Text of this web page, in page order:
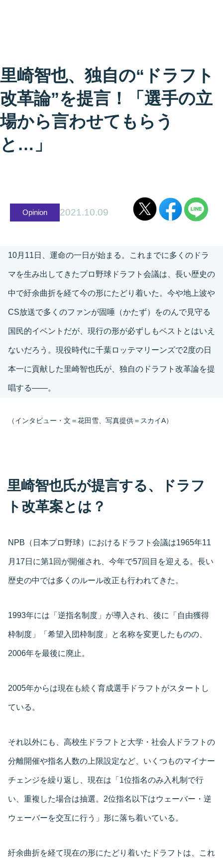
里崎智也、独自の“ドラフト
改革論”を提言！「選手の立
場から言わせてもらう
と…」
Opinion 2021.10.09
10月11日、運命の一日が始まる。これまでに多くのドラ
マを生み出してきたプロ野球ドラフト会議は、長い歴史の
中で紆余曲折を経て今の形にたどり着いた。今や地上波や
CS放送で多くのファンが固唾（かたず）をのんで見守る
国民的イベントだが、現行の形が必ずしもベストとはいえ
ないだろう。現役時代に千葉ロッテマリーンズで2度の日
本一に貢献した里崎智也氏が、独自のドラフト改革論を提
唱する――。
（インタビュー・文＝花田雪、写真提供＝スカイA）
里崎智也氏が提言する、ドラフ
ト改革案とは？
NPB（日本プロ野球）におけるドラフト会議は1965年11
月17日に第1回が開催され、今年で57回目を迎える。長い
歴史の中では多くのルール改正も行われてきた。
1993年には「逆指名制度」が導入され、後に「自由獲得
枠制度」「希望入団枠制度」と名称を変更したものの、
2006年を最後に廃止。
2005年からは現在も続く育成選手ドラフトがスタートし
ている。
それ以外にも、高校生ドラフトと大学・社会人ドラフトの
分離開催や指名人数の上限設定など、いくつものマイナー
チェンジを繰り返し、現在は「1位指名のみ入札制で行
い、重複した場合は抽選。2位指名以下はウェーバー・逆
ウェーバーを交互に行う」形に落ち着いている。
紆余曲折を経て現在の形にたどり着いたドラフトは、これ